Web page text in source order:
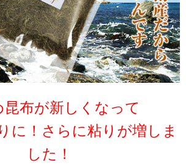
昆布が新しくなって
に！さらに粘りが増しま
した！